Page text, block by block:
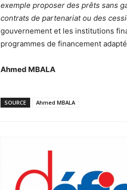
exemple proposer des prêts sans
contrats de partenariat ou des
gouvernement et les institutions
programmes de financement
Ahmed MBALA
SOURCE Ahmed MBALA